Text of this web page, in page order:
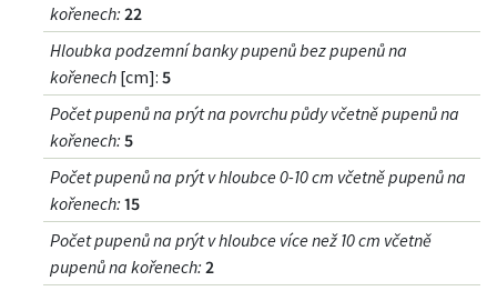
kořenech: 22
Hloubka podzemní banky pupenů bez pupenů na
kořenech [cm]: 5
Počet pupenů na prýt na povrchu půdy včetně pupenů na
kořenech: 5
Počet pupenů na prýt v hloubce 0-10 cm včetně pupenů na
kořenech: 15
Počet pupenů na prýt v hloubce více než 10 cm včetně
pupenů na kořenech: 2